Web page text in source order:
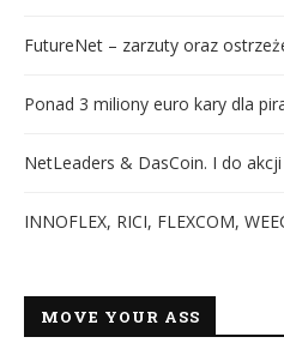
FutureNet – zarzuty oraz
Ponad 3 miliony euro kary dla
NetLeaders & DasCoin. I do
INNOFLEX, RICI, FLEXCOM,
MOVE YOUR ASS